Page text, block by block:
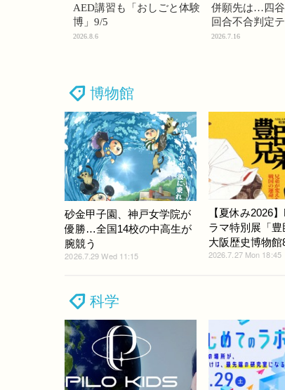
AED講習も「おしごと体験
博」9/5
2026.8.6
併願先は…四
回合不合判定
2026.7.16
博物館
砂金甲子園、神戸女学院が
優勝…全国14校の中高生が
腕競う
2026.7.29 Wed 11:15
【夏休み2026
ラマ特別展「豊
大阪歴史博物館
2026.7.27 Mon 18:45
科学